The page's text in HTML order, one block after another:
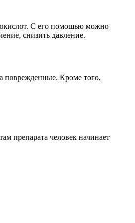
С его помощью можно
снизить давление.
поврежденные. Кроме того,
препарата человек начинает